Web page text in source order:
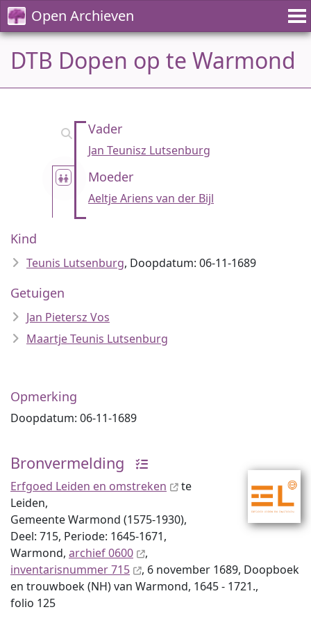
Open Archieven
DTB Dopen op te Warmond
Vader
Jan Teunisz Lutsenburg
Moeder
Aeltje Ariens van der Bijl
Kind
Teunis Lutsenburg, Doopdatum: 06-11-1689
Getuigen
Jan Pietersz Vos
Maartje Teunis Lutsenburg
Opmerking
Doopdatum: 06-11-1689
Bronvermelding
Erfgoed Leiden en omstreken
te
Leiden,
Gemeente Warmond (1575-1930),
Deel: 715, Periode: 1645-1671,
Warmond, archief 0600
,
inventaris­num­mer 715
, 6 november 1689, Doopboek
en trouwboek (NH) van Warmond, 1645 - 1721.,
folio 125